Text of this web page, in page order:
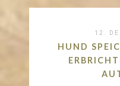
12.
HUND